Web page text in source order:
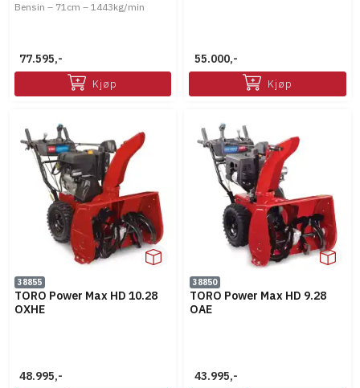
Bensin – 71cm – 1443kg/min
77.595,-
Kjøp
55.000,-
Kjøp
38855
TORO Power Max HD 10.28
OXHE
48.995,-
38850
TORO Power Max HD 9.28
OAE
43.995,-